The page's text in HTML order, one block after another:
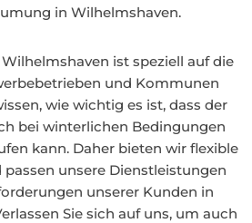
in Wilhelmshaven.
ist speziell auf die
und Kommunen
wie wichtig es ist, dass der
bei winterlichen Bedingungen
kann. Daher bieten wir flexible
passen unsere Dienstleistungen
unserer Kunden in
Sie sich auf uns, um auch